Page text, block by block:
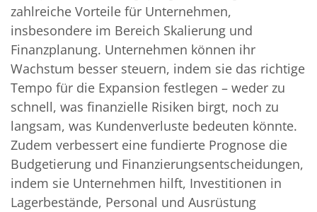
zahlreiche Vorteile für Unternehmen,
insbesondere im Bereich Skalierung und
Finanzplanung. Unternehmen können ihr
Wachstum besser steuern, indem sie das richtige
Tempo für die Expansion festlegen – weder zu
schnell, was finanzielle Risiken birgt, noch zu
langsam, was Kundenverluste bedeuten könnte.
Zudem verbessert eine fundierte Prognose die
Budgetierung und Finanzierungsentscheidungen,
indem sie Unternehmen hilft, Investitionen in
Lagerbestände, Personal und Ausrüstung